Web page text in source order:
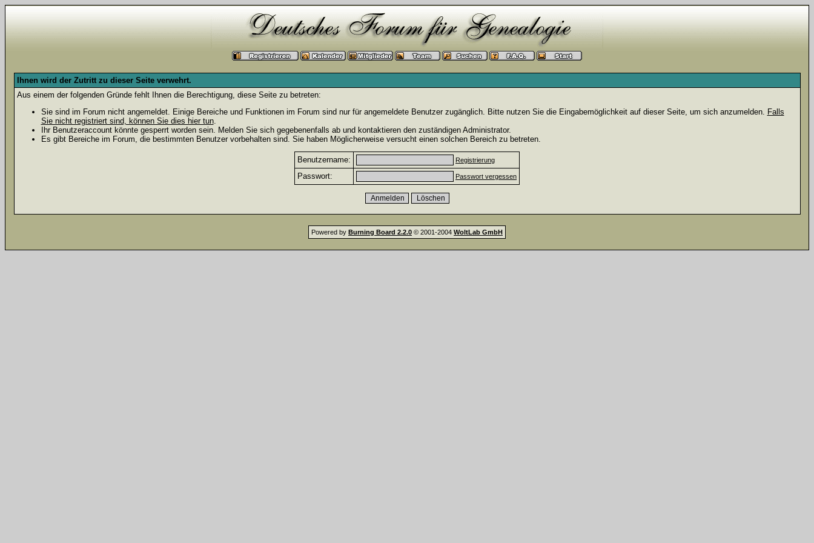
Ihnen wird der Zutritt zu dieser Seite verwehrt.
Aus einem der folgenden Gründe fehlt Ihnen die Berechtigung, diese Seite zu betreten:
Sie sind im Forum nicht angemeldet. Einige Bereiche und Funktionen im Forum sind nur für angemeldete Benutzer zugänglich. Bitte nutzen Sie die Eingabemöglichkeit auf dieser Seite, um sich anzumelden. Falls
Sie nicht registriert sind, können Sie dies hier tun.
Ihr Benutzeraccount könnte gesperrt worden sein. Melden Sie sich gegebenenfalls ab und kontaktieren den zuständigen Administrator.
Es gibt Bereiche im Forum, die bestimmten Benutzer vorbehalten sind. Sie haben Möglicherweise versucht einen solchen Bereich zu betreten.
Benutzername: Registrierung
Passwort: Passwort vergessen
Powered by Burning Board 2.2.0 © 2001-2004 WoltLab GmbH